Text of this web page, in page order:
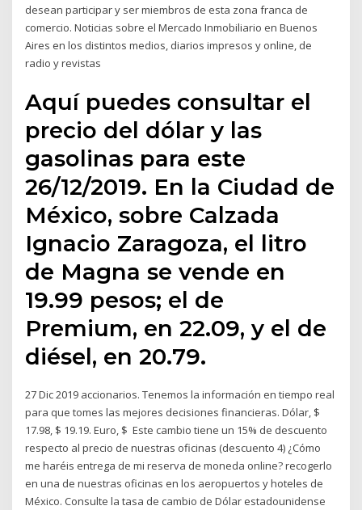
desean participar y ser miembros de esta zona franca de
comercio. Noticias sobre el Mercado Inmobiliario en Buenos
Aires en los distintos medios, diarios impresos y online, de
radio y revistas
Aquí puedes consultar el
precio del dólar y las
gasolinas para este
26/12/2019. En la Ciudad de
México, sobre Calzada
Ignacio Zaragoza, el litro
de Magna se vende en
19.99 pesos; el de
Premium, en 22.09, y el de
diésel, en 20.79.
27 Dic 2019 accionarios. Tenemos la información en tiempo real
para que tomes las mejores decisiones financieras. Dólar, $
17.98, $ 19.19. Euro, $ Este cambio tiene un 15% de descuento
respecto al precio de nuestras oficinas (descuento 4) ¿Cómo
me haréis entrega de mi reserva de moneda online? recogerlo
en una de nuestras oficinas en los aeropuertos y hoteles de
México. Consulte la tasa de cambio de Dólar estadounidense